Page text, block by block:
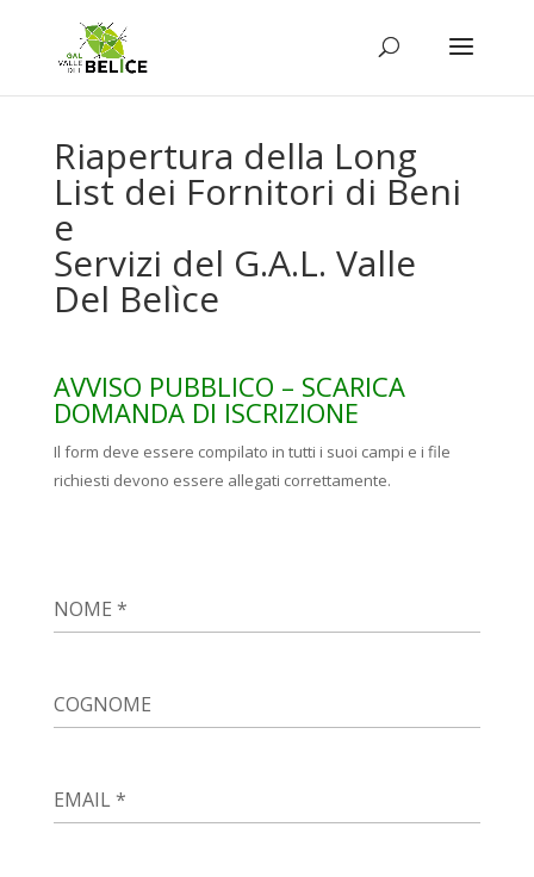
Riapertura della Long
List dei Fornitori di Beni
e
Servizi del G.A.L. Valle
Del Belìce
AVVISO PUBBLICO – SCARICA
DOMANDA DI ISCRIZIONE
Il form deve essere compilato in tutti i suoi campi e i file
richiesti devono essere allegati correttamente.
NOME *
COGNOME
EMAIL*